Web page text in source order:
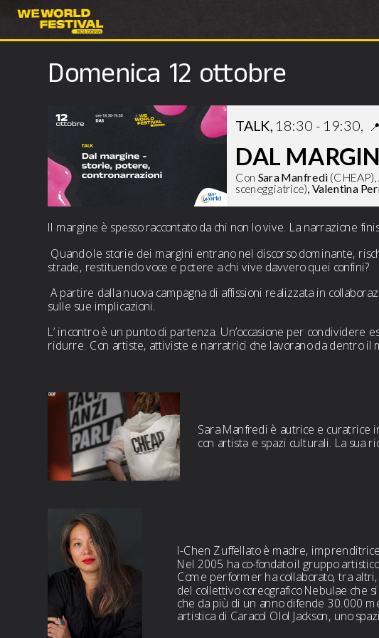
Domenica 12 ottobre
TALK, 18:30 - 19:30, 📍
DAL
Con Sara Manfredi (CHEAP),
sceneggiatrice), Valentina
L’ incontro è un punto di partenza. Un’occasione per
ridurre. Con artiste, attiviste e narratrici che lavorano da dentro il
Sara Manfredi è autrice e curatrice
con artistə e spazi culturali. La sua
I-Chen Zuffellato è madre,
Nel 2005 ha co-fondato il gruppo
Come performer ha collaborato, tra
del collettivo coreografico Nebulae che
che da più di un anno difende 30.000
artistica di Caracol Olol Jackson, uno